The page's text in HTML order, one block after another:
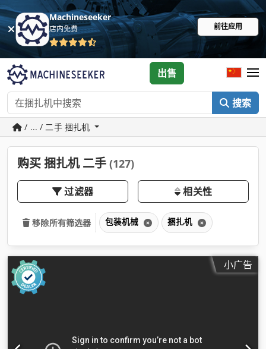
Machineseeker
店内免费 前往应用
搜索
出售
/ ... / 二手 捆扎机
购买 捆扎机 二手 (127)
过滤器 相关性
移除所有筛选器 包装机械 捆扎机
小广告